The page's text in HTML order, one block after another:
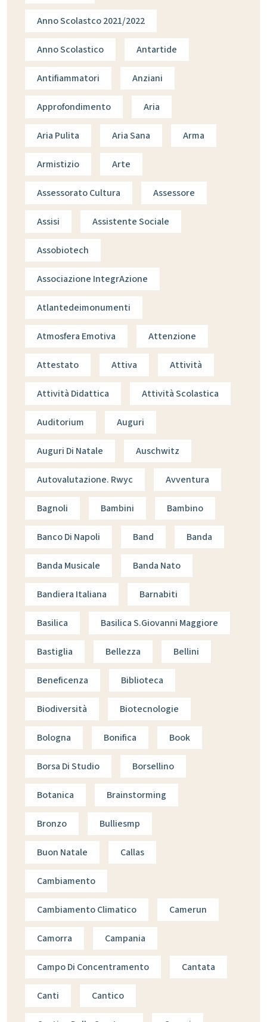
Anno Scolastco 2021/2022
Anno Scolastico Antartide
Antifiammatori Anziani
Approfondimento Aria
Aria Pulita Aria Sana Arma
Armistizio Arte
Assessorato Cultura Assessore
Assisi Assistente Sociale
Assobiotech
Associazione IntegrAzione
Atlantedeimonumenti
Atmosfera Emotiva Attenzione
Attestato Attiva Attività
Attività Didattica Attività Scolastica
Auditorium Auguri
Auguri Di Natale Auschwitz
Autovalutazione. Rwyc Avventura
Bagnoli Bambini Bambino
Banco Di Napoli Band Banda
Banda Musicale Banda Nato
Bandiera Italiana Barnabiti
Basilica Basilica S.giovanni Maggiore
Bastiglia Bellezza Bellini
Beneficenza Biblioteca
Biodiversità Biotecnologie
Bologna Bonifica Book
Borsa Di Studio Borsellino
Botanica Brainstorming
Bronzo Bulliesmp
Buon Natale Callas
Cambiamento
Cambiamento Climatico Camerun
Camorra Campania
Campo Di Concentramento Cantata
Canti Cantico